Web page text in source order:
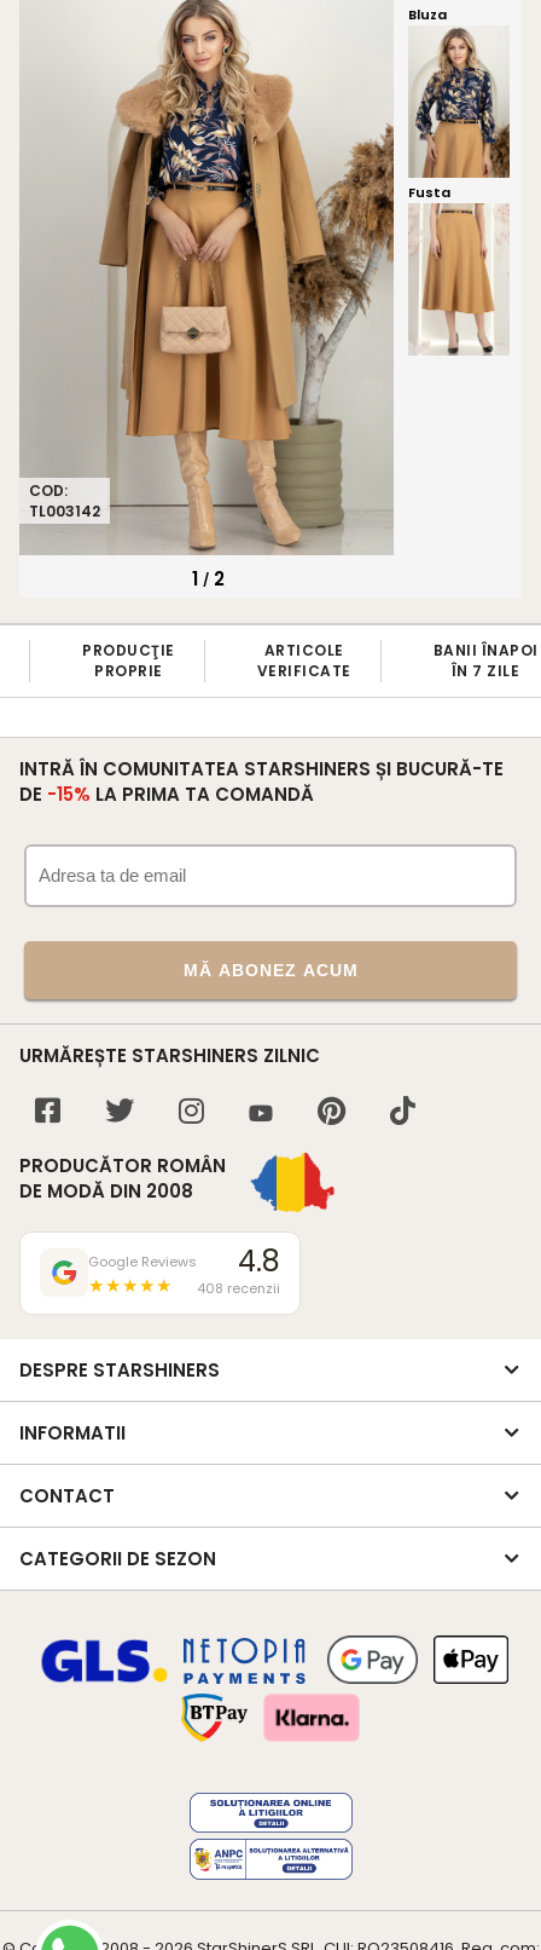
COD:
TL003142
1 /2
Bluza
Fusta
ARTICOLE
VERIFICATE
BANII ÎNAPOI
ÎN 7 ZILE
5% ÎN
INTRĂ ÎN COMUNITATEA STARSHINERS ȘI BUCURĂ-TE
DE -15% LA PRIMA TA COMANDĂ
MĂ ABONEZ ACUM
URMĂREȘTE STARSHINERS ZILNIC
PRODUCĂTOR ROMÂN
DE MODĂ DIN 2008
Google Reviews
★★★★★
4.8
408 recenzii
DESPRE STARSHINERS
INFORMATII
CONTACT
CATEGORII DE SEZON